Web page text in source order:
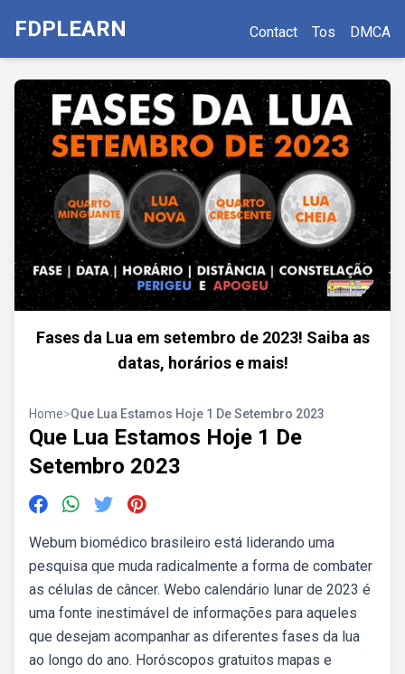
FDPLEARN Contact Tos DMCA
Fases da Lua em setembro de 2023! Saiba as
datas, horários e mais!
Home>Que Lua Estamos Hoje 1 De Setembro 2023
Que Lua Estamos Hoje 1 De
Setembro 2023
Webum biomédico brasileiro está liderando uma
pesquisa que muda radicalmente a forma de combater
as células de câncer. Webo calendário lunar de 2023 é
uma fonte inestimável de informações para aqueles
que desejam acompanhar as diferentes fases da lua
ao longo do ano. Horóscopos gratuitos mapas e